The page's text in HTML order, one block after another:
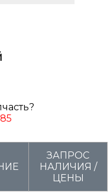
ЗАПРОС
НАЛИЧИЯ /
ЦЕНЫ